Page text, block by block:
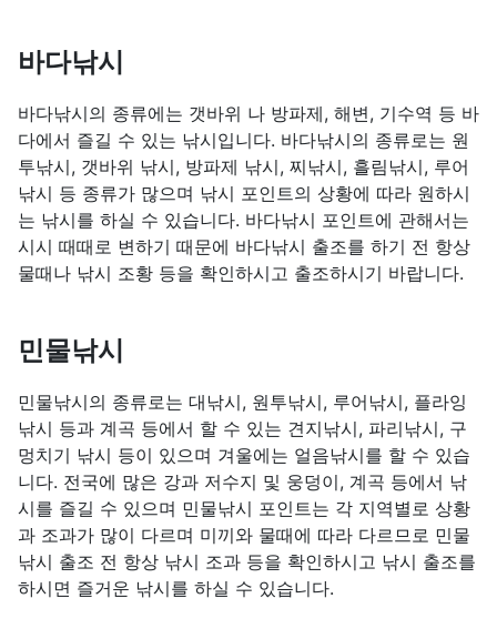
바다낚시
바다낚시의 종류에는 갯바위 나 방파제, 해변, 기수역 등 바
다에서 즐길 수 있는 낚시입니다. 바다낚시의 종류로는 원
투낚시, 갯바위 낚시, 방파제 낚시, 찌낚시, 흘림낚시, 루어
낚시 등 종류가 많으며 낚시 포인트의 상황에 따라 원하시
는 낚시를 하실 수 있습니다. 바다낚시 포인트에 관해서는
시시 때때로 변하기 때문에 바다낚시 출조를 하기 전 항상
물때나 낚시 조황 등을 확인하시고 출조하시기 바랍니다.
민물낚시
민물낚시의 종류로는 대낚시, 원투낚시, 루어낚시, 플라잉
낚시 등과 계곡 등에서 할 수 있는 견지낚시, 파리낚시, 구
멍치기 낚시 등이 있으며 겨울에는 얼음낚시를 할 수 있습
니다. 전국에 많은 강과 저수지 및 웅덩이, 계곡 등에서 낚
시를 즐길 수 있으며 민물낚시 포인트는 각 지역별로 상황
과 조과가 많이 다르며 미끼와 물때에 따라 다르므로 민물
낚시 출조 전 항상 낚시 조과 등을 확인하시고 낚시 출조를
하시면 즐거운 낚시를 하실 수 있습니다.